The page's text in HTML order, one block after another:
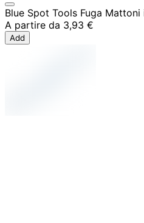
Blue Spot Tools Fuga
A partire da 3,93 €
Add